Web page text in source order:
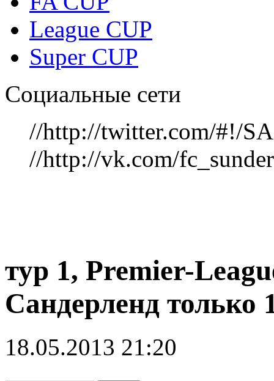
League CUP
Super CUP
Социальные сети
//http://twitter.com/#!/
//http://vk.com/
тур 1, Рremier-
Сандерленд только
18.05.2013 21:20